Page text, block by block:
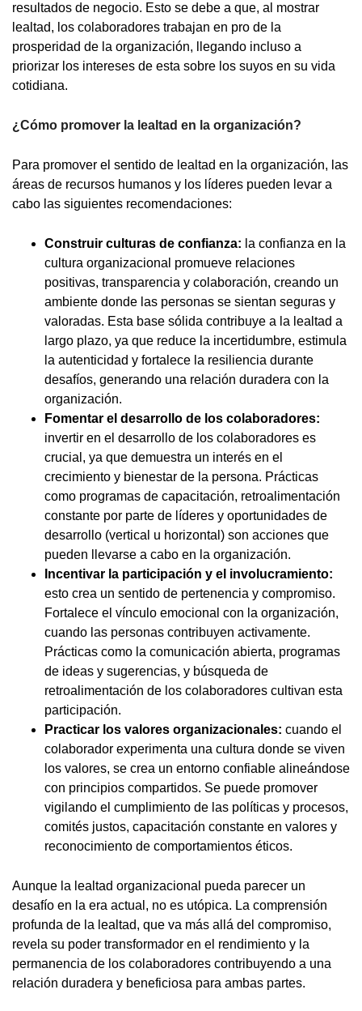
resultados de negocio. Esto se debe a que, al mostrar
lealtad, los colaboradores trabajan en pro de la
prosperidad de la organización, llegando incluso a
priorizar los intereses de esta sobre los suyos en su vida
cotidiana.
¿Cómo promover la lealtad en la organización?
Para promover el sentido de lealtad en la organización, las
áreas de recursos humanos y los líderes pueden levar a
cabo las siguientes recomendaciones:
Construir culturas de confianza: la confianza en la
cultura organizacional promueve relaciones
positivas, transparencia y colaboración, creando un
ambiente donde las personas se sientan seguras y
valoradas. Esta base sólida contribuye a la lealtad a
largo plazo, ya que reduce la incertidumbre, estimula
la autenticidad y fortalece la resiliencia durante
desafíos, generando una relación duradera con la
organización.
Fomentar el desarrollo de los colaboradores:
invertir en el desarrollo de los colaboradores es
crucial, ya que demuestra un interés en el
crecimiento y bienestar de la persona. Prácticas
como programas de capacitación, retroalimentación
constante por parte de líderes y oportunidades de
desarrollo (vertical u horizontal) son acciones que
pueden llevarse a cabo en la organización.
Incentivar la participación y el involucramiento:
esto crea un sentido de pertenencia y compromiso.
Fortalece el vínculo emocional con la organización,
cuando las personas contribuyen activamente.
Prácticas como la comunicación abierta, programas
de ideas y sugerencias, y búsqueda de
retroalimentación de los colaboradores cultivan esta
participación.
Practicar los valores organizacionales: cuando el
colaborador experimenta una cultura donde se viven
los valores, se crea un entorno confiable alineándose
con principios compartidos. Se puede promover
vigilando el cumplimiento de las políticas y procesos,
comités justos, capacitación constante en valores y
reconocimiento de comportamientos éticos.
Aunque la lealtad organizacional pueda parecer un
desafío en la era actual, no es utópica. La comprensión
profunda de la lealtad, que va más allá del compromiso,
revela su poder transformador en el rendimiento y la
permanencia de los colaboradores contribuyendo a una
relación duradera y beneficiosa para ambas partes.